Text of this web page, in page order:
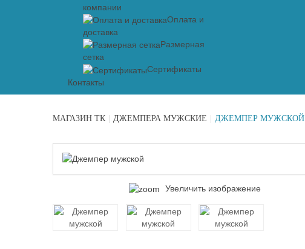
компании
Оплата и
доставка
Размерная
сетка
Сертификаты
Контакты
МАГАЗИН ТК ДЖЕМПЕРА МУЖСКИЕ ДЖЕМПЕР МУЖСКОЙ
Увеличить изображение